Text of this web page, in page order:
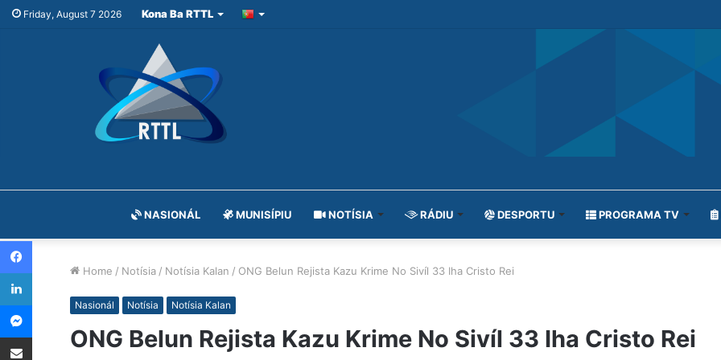
Friday, August 7 2026 Kona Ba RTTL
NASIONÁL MUNISÍPIU NOTÍSIA RÁDIU DESPORTU PROGRAMA TV
Home / Notísia / Notísia Kalan / ONG Belun Rejista Kazu Krime No Sivíl 33 Iha Cristo Rei
Nasionál Notísia Notísia Kalan
ONG Belun Rejista Kazu Krime No Sivíl 33 Iha Cristo Rei
Facebook
LinkedIn
Messenger